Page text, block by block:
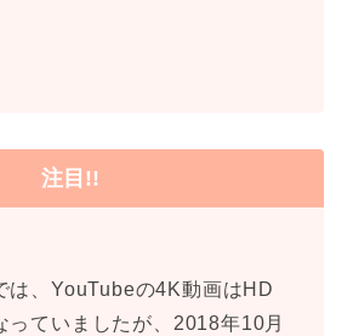
注目!!
は、YouTubeの4K動画はHD
っていましたが、2018年10月